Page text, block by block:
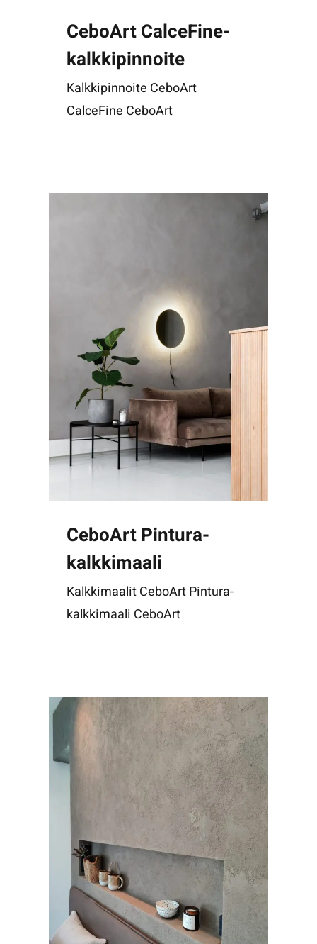
CeboArt CalceFine-
kalkkipinnoite
Kalkkipinnoite CeboArt
CalceFine CeboArt
CeboArt Pintura-
kalkkimaali
Kalkkimaalit CeboArt Pintura-
kalkkimaali CeboArt